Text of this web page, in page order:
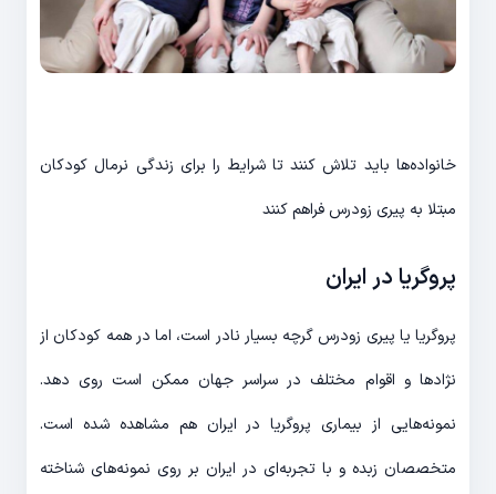
خانواده‌ها باید تلاش کنند تا شرایط را برای زندگی نرمال کودکان
مبتلا به پیری زودرس فراهم کنند
پروگریا در ایران
پروگریا یا پیری زودرس گرچه بسیار نادر است، اما در همه کودکان از
نژادها و اقوام مختلف در سراسر جهان ممکن است روی دهد.
نمونه‌هایی از بیماری پروگریا در ایران هم مشاهده شده است.
متخصصان زبده و با تجربه‌ای در ایران بر روی نمونه‌های شناخته